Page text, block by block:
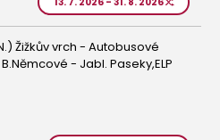
Žižkův vrch - Autobusové
- Jabl. Paseky,ELP